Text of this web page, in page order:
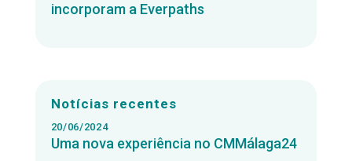
incorporam a Everpaths
Notícias recentes
Uma nova experiência no CMMálaga24
20/06/2024